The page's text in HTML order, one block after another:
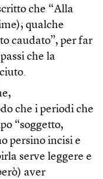
che “Alla
qualche
caudato”, per far
che la
che i periodi che
“soggetto,
persino incisi e
serve leggere e
aver